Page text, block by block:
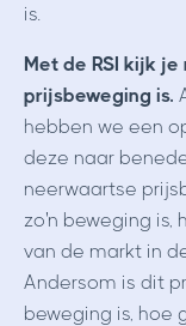
is.
Met de RSI kijk
prijsbeweging is.
hebben we een
deze naar
neerwaartse
zo'n beweging is,
van de markt in
Andersom is dit
beweging is, hoe